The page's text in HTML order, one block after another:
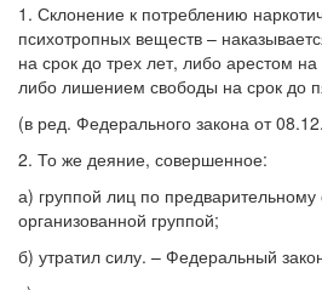
1. Склонение к потреблению
психотропных веществ –
на срок до трех лет, либо арестом
либо лишением свободы на срок до
(в ред. Федерального закона от
2. То же деяние, совершенное:
а) группой лиц по предварительному
организованной группой;
б) утратил силу. – Федеральный